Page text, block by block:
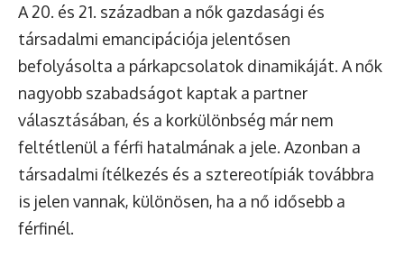
A 20. és 21. században a nők gazdasági és
társadalmi emancipációja jelentősen
befolyásolta a párkapcsolatok dinamikáját. A nők
nagyobb szabadságot kaptak a partner
választásában, és a korkülönbség már nem
feltétlenül a férfi hatalmának a jele. Azonban a
társadalmi ítélkezés és a sztereotípiák továbbra
is jelen vannak, különösen, ha a nő idősebb a
férfinél.